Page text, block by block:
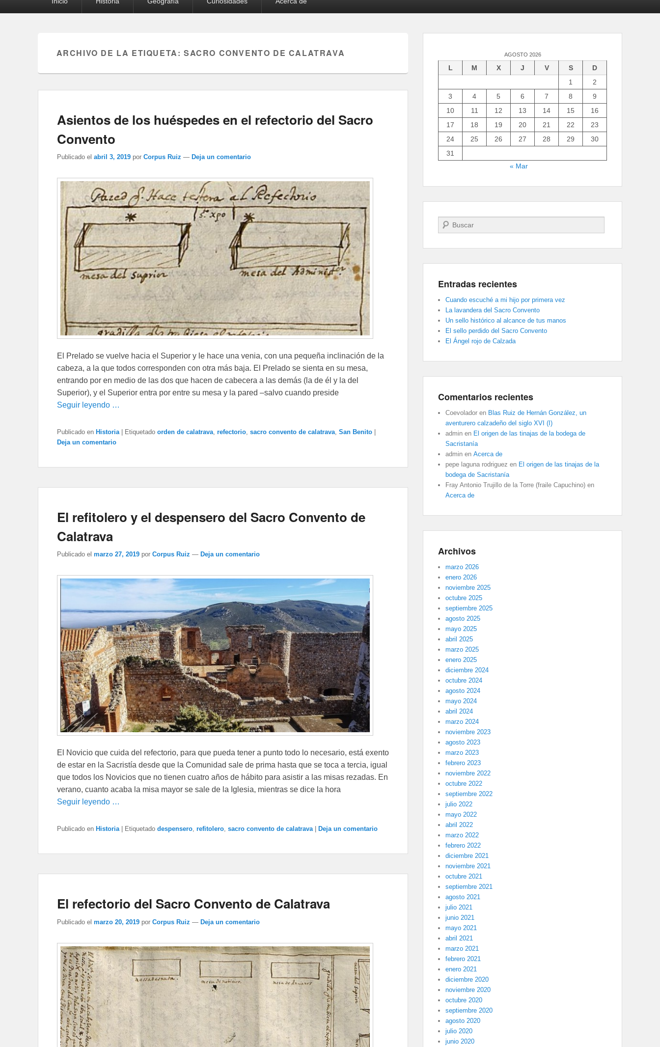
ARCHIVO DE LA ETIQUETA:SACRO CONVENTO DE CALATRAVA
Asientos de los huéspedes en el refectorio del Sacro
Convento
Publicado el abril 3, 2019 por Corpus Ruiz — Deja un comentario
El Prelado se vuelve hacia el Superior y le hace una venia, con una pequeña inclinación de la
cabeza, a la que todos corresponden con otra más baja. El Prelado se sienta en su mesa,
entrando por en medio de las dos que hacen de cabecera a las demás (la de él y la del
Superior), y el Superior entra por entre su mesa y la pared –salvo cuando preside
Seguir leyendo …
Publicado en Historia | Etiquetado orden de calatrava refectorio sacro convento de calatrava San Benito |
Deja un comentario
El refitolero y el despensero del Sacro Convento de
Calatrava
Publicado el marzo 27, 2019 por Corpus Ruiz — Deja un comentario
El Novicio que cuida del refectorio, para que pueda tener a punto todo lo necesario, está exento
de estar en la Sacristía desde que la Comunidad sale de prima hasta que se toca a tercia, igual
que todos los Novicios que no tienen cuatro años de hábito para asistir a las misas rezadas. En
verano, cuanto acaba la misa mayor se sale de la Iglesia, mientras se dice la hora
Seguir leyendo …
Publicado en Historia Etiquetado despensero, refitolero, sacro convento de calatrava Deja un comentario
El refectorio del Sacro Convento de Calatrava
Publicado el marzo 20, 2019 por Corpus Ruiz — Deja un comentario
AGOSTO 2026
L M X J V S
D
1
2
3
4 5 6 7 8
9
10
11 12 13 14 15
16
17
18 19 20 21 22
23
24
25 26 27 28 29
30
31
« Mar
Buscar
Entradas recientes
Cuando escuché a mi hijo por primera vez
La lavandera del Sacro Convento
Un sello histórico al alcance de tus manos
El sello perdido del Sacro Convento
El Ángel rojo de Calzada
Comentarios recientes
Coevolador en Blas Ruiz de Hernán González, un
aventurero calzadeño del siglo XVI (I)
admin en El origen de las tinajas de la bodega de
Sacristanía
admin en Acerca de
pepe laguna rodriguez en El origen de las tinajas de la
bodega de Sacristanía
Fray Antonio Trujillo de la Torre (fraile Capuchino) en
Acerca de
Archivos
marzo 2026
enero 2026
noviembre 2025
octubre 2025
septiembre 2025
agosto 2025
mayo 2025
abril 2025
marzo 2025
enero 2025
diciembre 2024
octubre 2024
agosto 2024
mayo 2024
abril 2024
marzo 2024
noviembre 2023
agosto 2023
marzo 2023
febrero 2023
noviembre 2022
octubre 2022
septiembre 2022
julio 2022
mayo 2022
abril 2022
marzo 2022
febrero 2022
diciembre 2021
noviembre 2021
octubre 2021
septiembre 2021
agosto 2021
julio 2021
junio 2021
mayo 2021
abril 2021
marzo 2021
febrero 2021
enero 2021
diciembre 2020
noviembre 2020
octubre 2020
septiembre 2020
agosto 2020
julio 2020
junio 2020